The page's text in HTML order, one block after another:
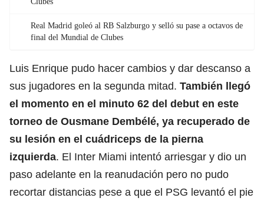
Real Madrid goleó al RB Salzburgo y selló su pase a octavos de
final del Mundial de Clubes
Luis Enrique pudo hacer cambios y dar descanso a
sus jugadores en la segunda mitad. También llegó
el momento en el minuto 62 del debut en este
torneo de Ousmane Dembélé, ya recuperado de
su lesión en el cuádriceps de la pierna
izquierda. El Inter Miami intentó arriesgar y dio un
paso adelante en la reanudación pero no pudo
recortar distancias pese a que el PSG levantó el pie